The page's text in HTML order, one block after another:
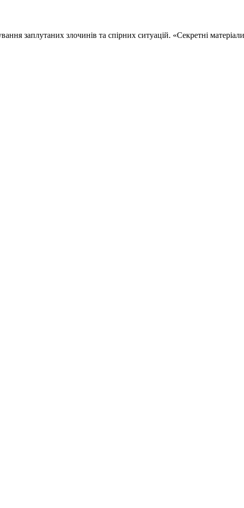
заплутаних злочинів та спірних ситуацій. «Секретні